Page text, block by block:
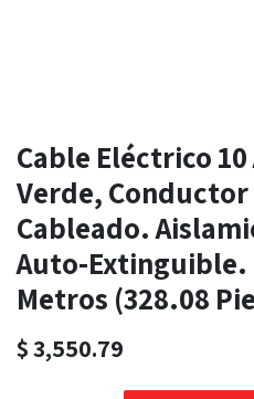
Cable Eléctrico 10
Verde, Conductor
Cableado.
Auto-Extinguible.
Metros (328.08
$3,550.79